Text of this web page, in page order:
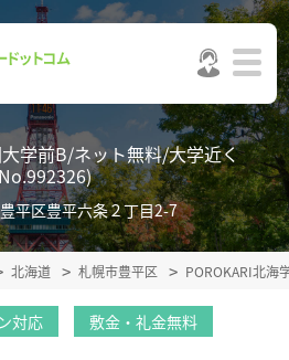
学前B/ネット無料/大学近く
平区豊平六条２丁目2-7
北海道 札幌市豊平区 POROKARI北海
対応
敷金・礼金無料